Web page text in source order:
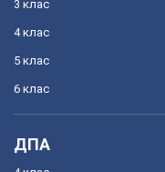
3 клас
4 клас
5 клас
6 клас
ДПА